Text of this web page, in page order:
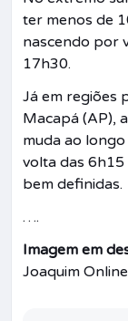
ter menos de
nascendo por
17h30.
Já em regiões
Macapá (AP),
muda ao
volta das 6h15
bem definidas.
….
Imagem em
Joaquim Online